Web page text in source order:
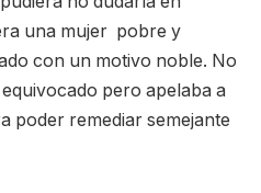
una mujer pobre y
con un motivo noble. No
pero apelaba a
poder remediar semejante